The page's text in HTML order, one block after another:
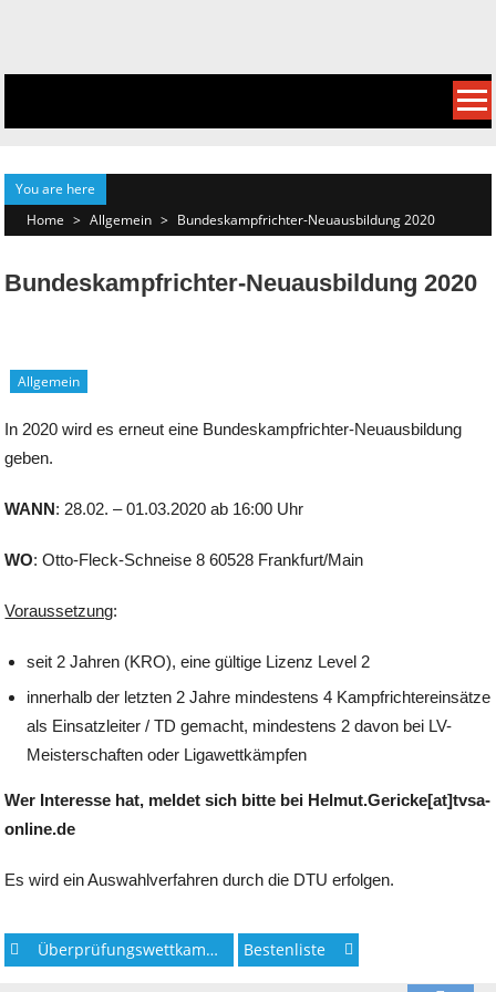
content
You are here
Home > Allgemein > Bundeskampfrichter-Neuausbildung 2020
Bundeskampfrichter-Neuausbildung 2020
Allgemein
In 2020 wird es erneut eine Bundeskampfrichter-Neuausbildung
geben.
WANN: 28.02. – 01.03.2020 ab 16:00 Uhr
WO: Otto-Fleck-Schneise 8 60528 Frankfurt/Main
Voraussetzung:
seit 2 Jahren (KRO), eine gültige Lizenz Level 2
innerhalb der letzten 2 Jahre mindestens 4 Kampfrichtereinsätze
als Einsatzleiter / TD gemacht, mindestens 2 davon bei LV-
Meisterschaften oder Ligawettkämpfen
Wer Interesse hat, meldet sich bitte bei Helmut.Gericke[at] tvsa-
online.de
Es wird ein Auswahlverfahren durch die DTU erfolgen.
PostÜberprüfungswettkampf Des TVSA Bestenliste